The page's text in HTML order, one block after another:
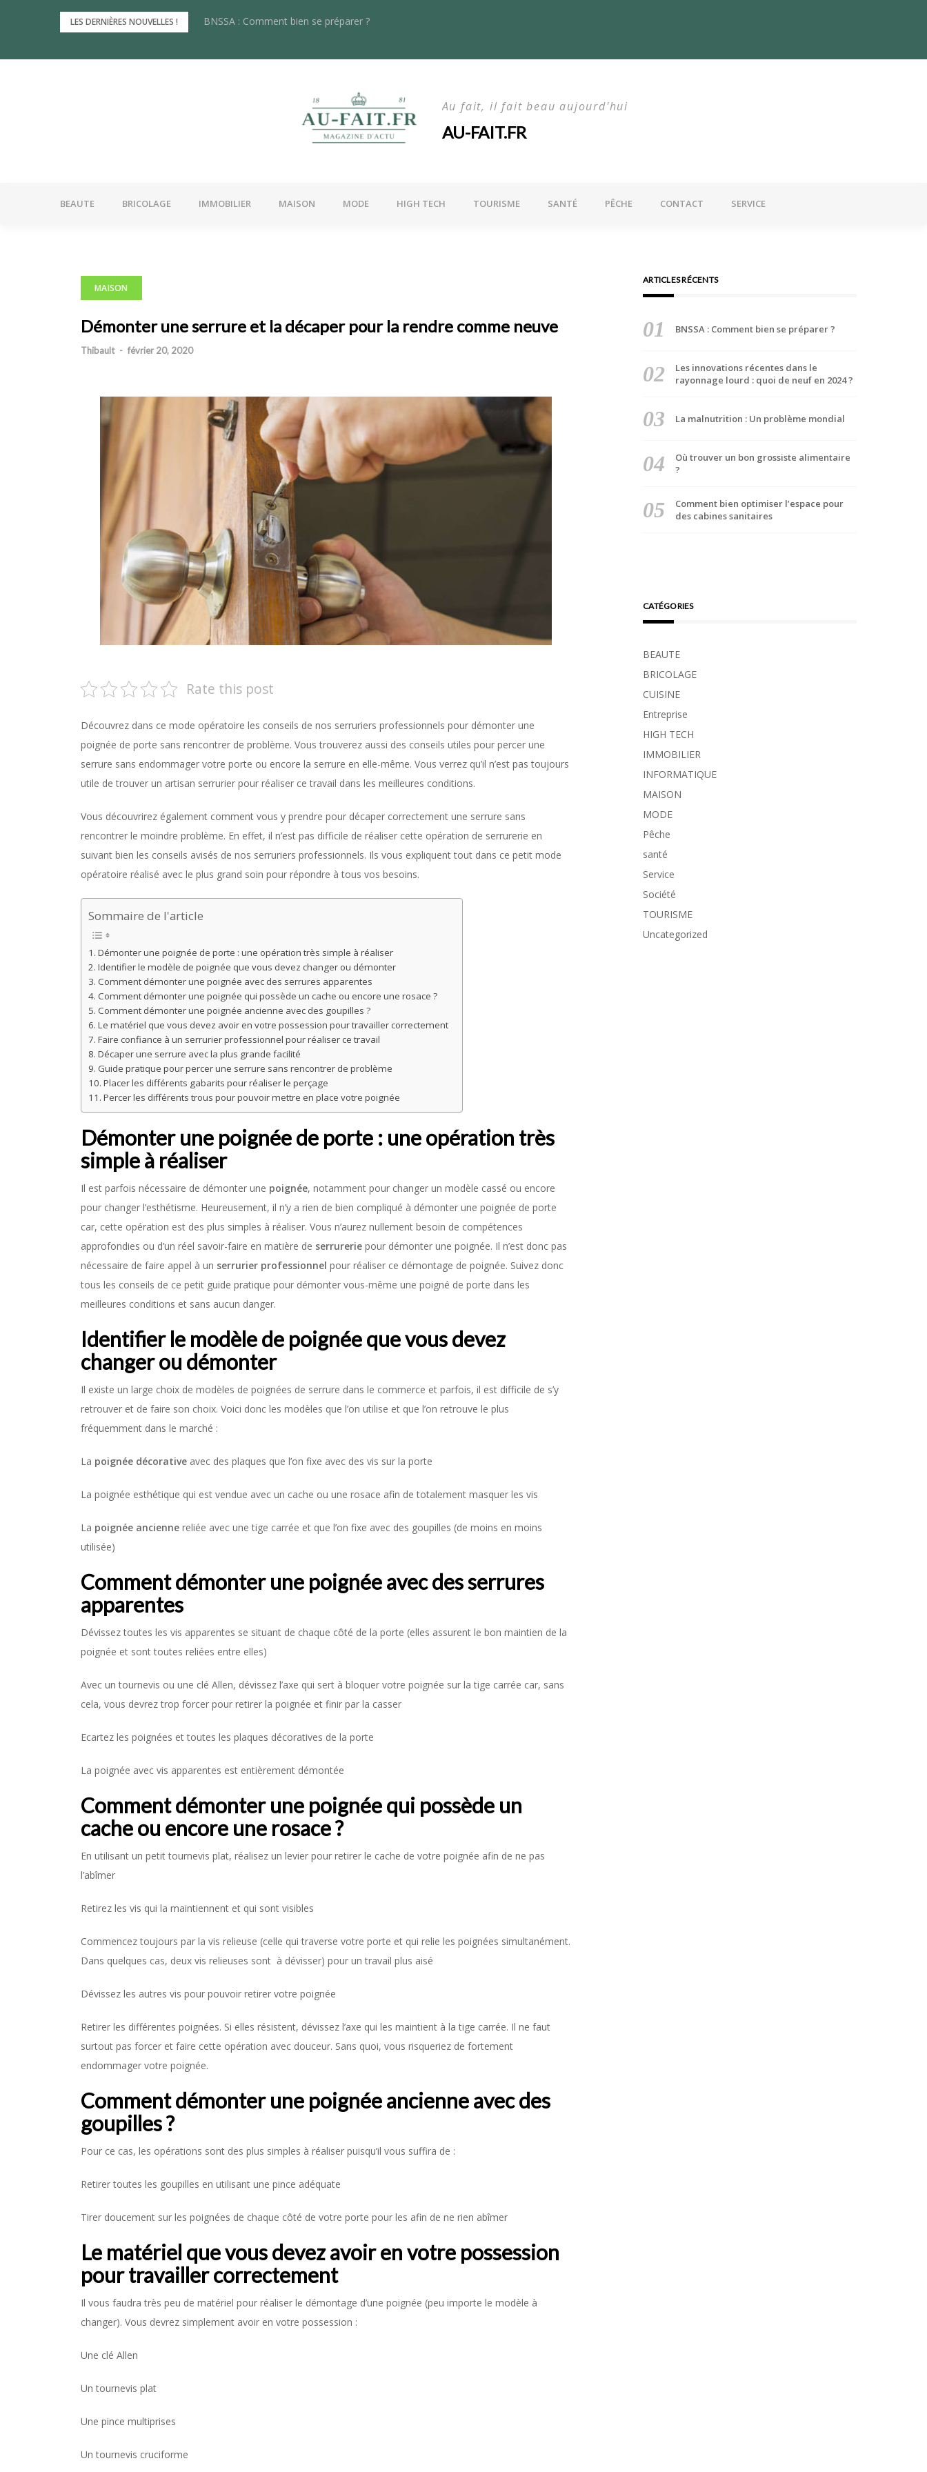
LES DERNIÈRES NOUVELLES ! BNSSA : Comment bien se préparer ?
Les innovations récentes dans le rayonnage lourd : quoi de neuf en 2024 ?
Au fait, il fait beau aujourd'hui
AU-FAIT.FR
BEAUTE BRICOLAGE IMMOBILIER MAISON MODE HIGH TECH TOURISME SANTÉ PÊCHE CONTACT SERVICE
MAISON
Démonter une serrure et la décaper pour la rendre comme neuve
Thibault - février 20, 2020
Rate this post
Découvrez dans ce mode opératoire les conseils de nos serruriers professionnels pour démonter une
poignée de porte sans rencontrer de problème. Vous trouverez aussi des conseils utiles pour percer une
serrure sans endommager votre porte ou encore la serrure en elle-même. Vous verrez qu’il n’est pas toujours
utile de trouver un artisan serrurier pour réaliser ce travail dans les meilleures conditions.
Vous découvrirez également comment vous y prendre pour décaper correctement une serrure sans
rencontrer le moindre problème. En effet, il n’est pas difficile de réaliser cette opération de serrurerie en
suivant bien les conseils avisés de nos serruriers professionnels. Ils vous expliquent tout dans ce petit mode
opératoire réalisé avec le plus grand soin pour répondre à tous vos besoins.
Sommaire de l'article
Démonter une poignée de porte : une opération très simple à réaliser
Identifier le modèle de poignée que vous devez changer ou démonter
Comment démonter une poignée avec des serrures apparentes
Comment démonter une poignée qui possède un cache ou encore une rosace ?
Comment démonter une poignée ancienne avec des goupilles ?
Le matériel que vous devez avoir en votre possession pour travailler correctement
Faire confiance à un serrurier professionnel pour réaliser ce travail
Décaper une serrure avec la plus grande facilité
Guide pratique pour percer une serrure sans rencontrer de problème
Placer les différents gabarits pour réaliser le perçage
Percer les différents trous pour pouvoir mettre en place votre poignée
Démonter une poignée de porte : une opération très
simple à réaliser
Il est parfois nécessaire de démonter une poignée, notamment pour changer un modèle cassé ou encore
pour changer l’esthétisme. Heureusement, il n’y a rien de bien compliqué à démonter une poignée de porte
car, cette opération est des plus simples à réaliser. Vous n’aurez nullement besoin de compétences
approfondies ou d’un réel savoir-faire en matière de serrurerie pour démonter une poignée. Il n’est donc pas
nécessaire de faire appel à un serrurier professionnel pour réaliser ce démontage de poignée. Suivez donc
tous les conseils de ce petit guide pratique pour démonter vous-même une poigné de porte dans les
meilleures conditions et sans aucun danger.
Identifier le modèle de poignée que vous devez
changer ou démonter
Il existe un large choix de modèles de poignées de serrure dans le commerce et parfois, il est difficile de s’y
retrouver et de faire son choix. Voici donc les modèles que l’on utilise et que l’on retrouve le plus
fréquemment dans le marché :
La poignée décorative avec des plaques que l’on fixe avec des vis sur la porte
La poignée esthétique qui est vendue avec un cache ou une rosace afin de totalement masquer les vis
La poignée ancienne reliée avec une tige carrée et que l’on fixe avec des goupilles (de moins en moins
utilisée)
Comment démonter une poignée avec des serrures
apparentes
Dévissez toutes les vis apparentes se situant de chaque côté de la porte (elles assurent le bon maintien de la
poignée et sont toutes reliées entre elles)
Avec un tournevis ou une clé Allen, dévissez l’axe qui sert à bloquer votre poignée sur la tige carrée car, sans
cela, vous devrez trop forcer pour retirer la poignée et finir par la casser
Ecartez les poignées et toutes les plaques décoratives de la porte
La poignée avec vis apparentes est entièrement démontée
Comment démonter une poignée qui possède un
cache ou encore une rosace ?
En utilisant un petit tournevis plat, réalisez un levier pour retirer le cache de votre poignée afin de ne pas
l’abîmer
Retirez les vis qui la maintiennent et qui sont visibles
Commencez toujours par la vis relieuse (celle qui traverse votre porte et qui relie les poignées simultanément.
Dans quelques cas, deux vis relieuses sont à dévisser) pour un travail plus aisé
Dévissez les autres vis pour pouvoir retirer votre poignée
Retirer les différentes poignées. Si elles résistent, dévissez l’axe qui les maintient à la tige carrée. Il ne faut
surtout pas forcer et faire cette opération avec douceur. Sans quoi, vous risqueriez de fortement
endommager votre poignée.
Comment démonter une poignée ancienne avec des
goupilles ?
Pour ce cas, les opérations sont des plus simples à réaliser puisqu’il vous suffira de :
Retirer toutes les goupilles en utilisant une pince adéquate
Tirer doucement sur les poignées de chaque côté de votre porte pour les afin de ne rien abîmer
Le matériel que vous devez avoir en votre possession
pour travailler correctement
Il vous faudra très peu de matériel pour réaliser le démontage d’une poignée (peu importe le modèle à
changer). Vous devrez simplement avoir en votre possession :
Une clé Allen
Un tournevis plat
Une pince multiprises
Un tournevis cruciforme
ARTICLES RÉCENTS
BNSSA : Comment bien se préparer ?
Les innovations récentes dans le
rayonnage lourd : quoi de neuf en 2024 ?
La malnutrition : Un problème mondial
Où trouver un bon grossiste alimentaire
?
Comment bien optimiser l’espace pour
des cabines sanitaires
CATÉGORIES
BEAUTE
BRICOLAGE
CUISINE
Entreprise
HIGH TECH
IMMOBILIER
INFORMATIQUE
MAISON
MODE
Pêche
santé
Service
Société
TOURISME
Uncategorized